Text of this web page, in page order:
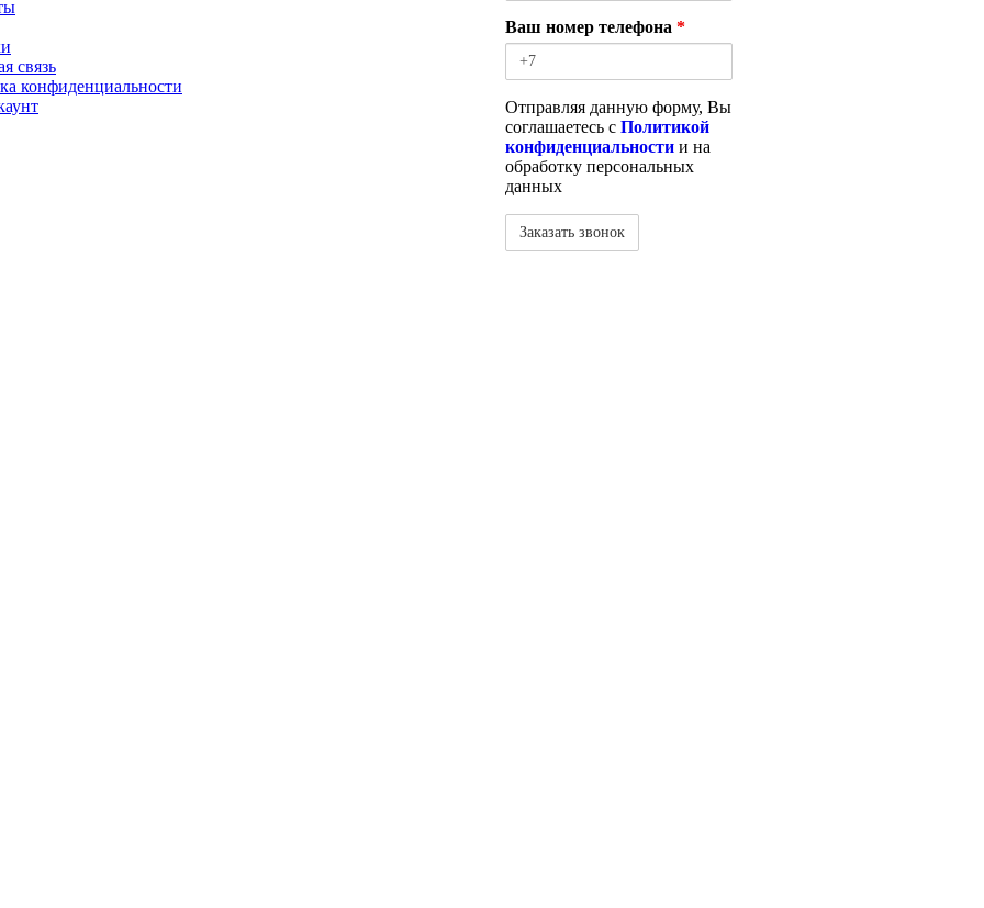
связь
конфиденциальности
Ваш номер телефона*
Отправляя данную форму, Вы
соглашаетесь сПолитикой
конфиденциальности и на
обработку персональных
данных